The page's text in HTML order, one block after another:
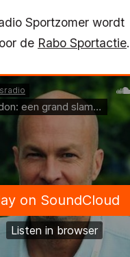
Sportzomer wordt
de Rabo Sportactie.